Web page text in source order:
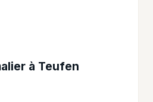
à Teufen